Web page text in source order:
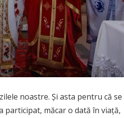
noastre. Și asta pentru că se
participat, măcar o dată în viață,